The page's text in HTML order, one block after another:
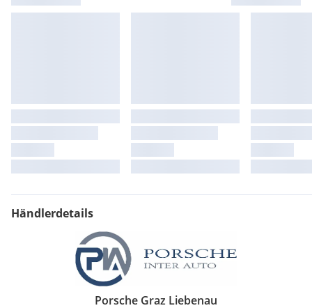
Händlerdetails
Porsche Graz Liebenau